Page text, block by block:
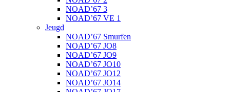
NOAD’67 3
NOAD’67 VE 1
Jeugd
NOAD’67 Smurfen
NOAD’67 JO8
NOAD’67 JO9
NOAD’67 JO10
NOAD’67 JO12
NOAD’67 JO14